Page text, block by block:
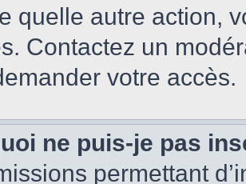
quelle autre action,
Contactez un
votre accès.
ne puis-je pas
permettant